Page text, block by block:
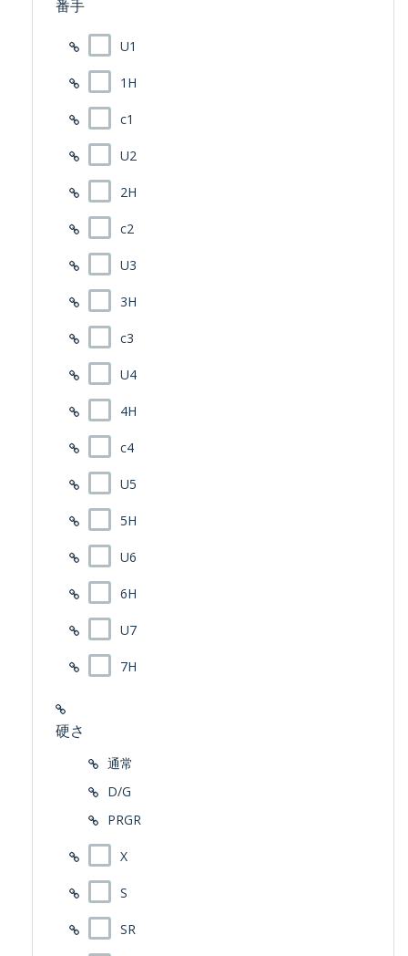
番手
U1
1H
c1
U2
2H
c2
U3
3H
c3
U4
4H
c4
U5
5H
U6
6H
U7
7H
硬さ
通常
D/G
PRGR
X
S
SR